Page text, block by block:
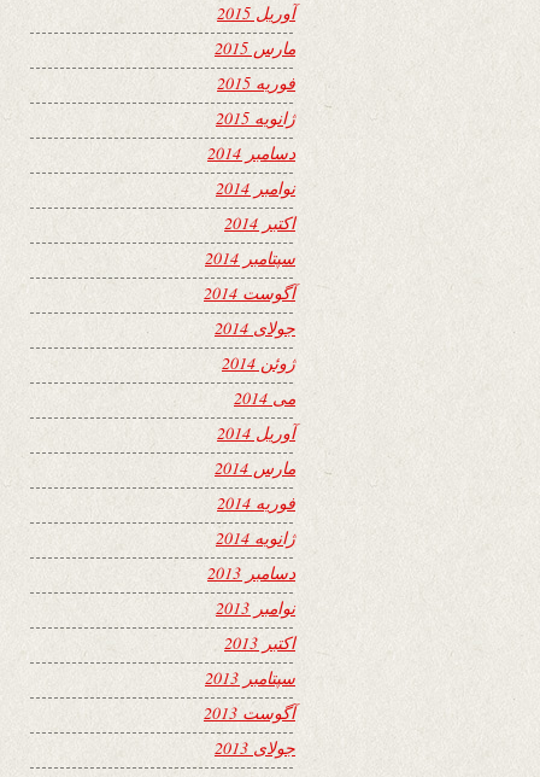
آوریل 2015
مارس 2015
فوریه 2015
ژانویه 2015
دسامبر 2014
نوامبر 2014
اکتبر 2014
سپتامبر 2014
آگوست 2014
جولای 2014
ژوئن 2014
می 2014
آوریل 2014
مارس 2014
فوریه 2014
ژانویه 2014
دسامبر 2013
نوامبر 2013
اکتبر 2013
سپتامبر 2013
آگوست 2013
جولای 2013